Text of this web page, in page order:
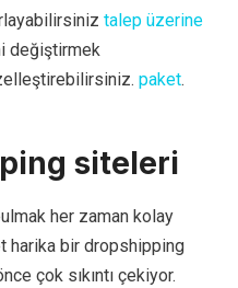
talep üzerine
değiştirmek
paket.
siteleri
her zaman kolay
harika bir dropshipping
çok sıkıntı çekiyor.